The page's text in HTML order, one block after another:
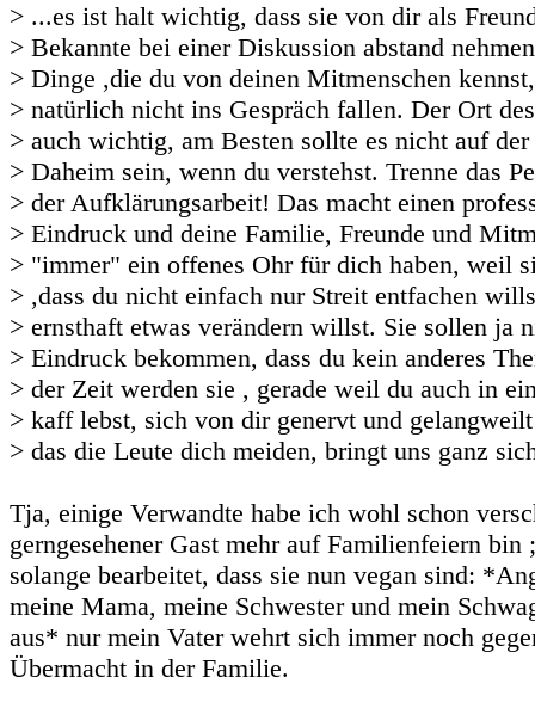
> ...es ist halt wichtig, dass sie von dir als
> Bekannte bei einer Diskussion abstand
> Dinge ,die du von deinen Mitmenschen
> natürlich nicht ins Gespräch fallen. Der Ort
> auch wichtig, am Besten sollte es nicht auf
> Daheim sein, wenn du verstehst. Trenne das
> der Aufklärungsarbeit! Das macht einen
> Eindruck und deine Familie, Freunde und
> "immer" ein offenes Ohr für dich haben, weil
> ,dass du nicht einfach nur Streit entfachen
> ernsthaft etwas verändern willst. Sie sollen ja
> Eindruck bekommen, dass du kein anderes
> der Zeit werden sie , gerade weil du auch in
> kaff lebst, sich von dir genervt und
> das die Leute dich meiden, bringt uns ganz
Tja, einige Verwandte habe ich wohl schon
gerngesehener Gast mehr auf Familienfeiern bin
solange bearbeitet, dass sie nun vegan sind:
meine Mama, meine Schwester und mein
aus* nur mein Vater wehrt sich immer noch
Übermacht in der Familie.